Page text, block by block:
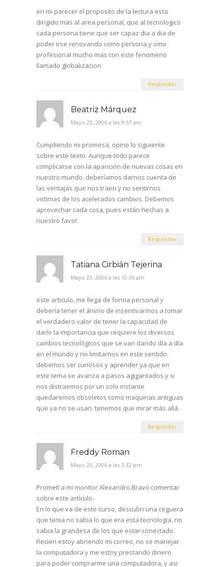
en mi parecer el proposito de la lectura esta
dirigido mas al area personal, que al tecnologico
cada persona tiene que ser capaz dia a dia de
poder irse renovando como persona y omo
profesional mucho mas con este fenomeno
llamado globalizacion
Responder
Beatriz Márquez
Mayo 23, 2006 a las 9:57 am
Cumpliendo mi promesa, opino lo siguiente
sobre este texto. Aunque todo parece
complicarse con la aparición de nuevas cosas en
nuestro mundo, deberíamos darnos cuenta de
las ventajas que nos traen y no sentirnos
victimas de los acelerados cambios. Debemos
aprovechar cada cosa, pues están hechas a
nuestro favor.
Responder
Tatiana Cirbián Tejerina
Mayo 23, 2006 a las 10:36 am
este articulo, me llega de forma personal y
debería tener el ánimo de insentivarmos a tomar
el verdadero valor de tener la capacidad de
darle la importancia que requiere los diversos
cambios tecnológicos que se van dando día a día
en el mundo y no limitarnos en este sentido.
debemos ser curiosos y aprender ya que en
este tema se avanza a pasos agigantados y si
nos distraemos por un solo instante
quedaremos obsoletos como maquinas antiguas
que ya no se usan. tenemos que mirar más allá.
Responder
Freddy Roman
Mayo 23, 2006 a las 3:32 pm
Prometí a mi monitor Alexandro Bravo comentar
sobre este artículo.
En lo que va de este curso, descubri una ceguera
que tenia no sabia lo que era esta tecnologia, no
sabia la grandesa de los que estar conectado.
Recien estoy abriendo mi correo, no se manejar
la computadora y me estoy prestando dinero
para poder comprarme una computadora, y asi